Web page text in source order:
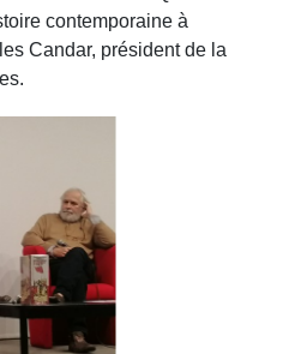
contemporaine à
Candar, président de la